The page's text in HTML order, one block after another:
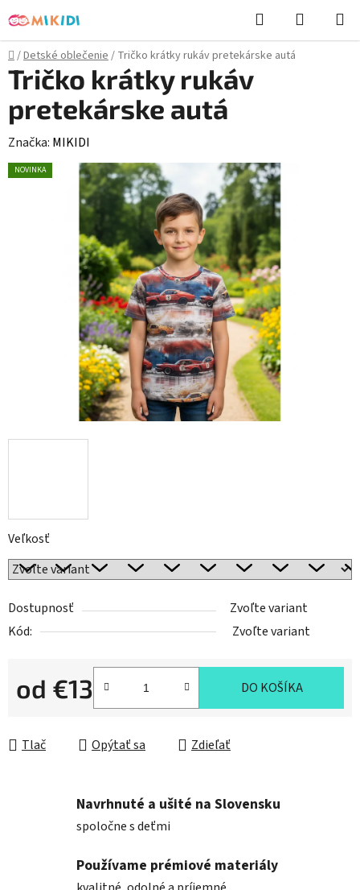
na
obsah
Hľadať
KOŠÍK
Domov
/Detské oblečenie/ Tričko krátky rukáv pretekárske autá
Veľkosť
Dostupnosť
Zvoľte variant
Kód:
Zvoľte variant
od €13
Jednotková cena:
DO KOŠÍKA
Tlač Opýtať sa Zdieľať
Tričko krátky rukáv
pretekárske autá
Značka: MIKIDI
NOVINKA
Navrhnuté a ušité na Slovensku
spoločne s deťmi
Používame prémiové materiály